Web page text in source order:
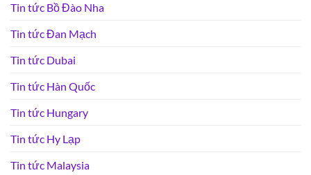
Tin tức Bồ Đào Nha
Tin tức Đan Mạch
Tin tức Dubai
Tin tức Hàn Quốc
Tin tức Hungary
Tin tức Hy Lạp
Tin tức Malaysia